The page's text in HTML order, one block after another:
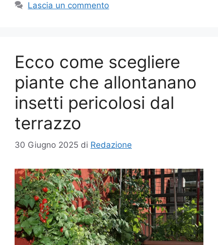
Lascia un commento
Ecco come scegliere
piante che allontanano
insetti pericolosi dal
terrazzo
30 Giugno 2025 di Redazione